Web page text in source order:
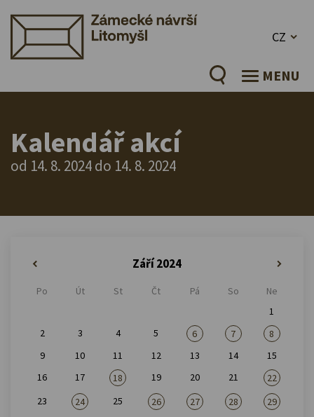
CZ
MENU
Kalendář akcí
od 14. 8. 2024 do 14. 8. 2024
Září 2024
Po Út St Čt Pá So
Ne
1
2
3 4 5 6 7
8
9
10 11 12 13 14
15
16
17 18 19 20 21
22
23
24 25 26 27 28
29